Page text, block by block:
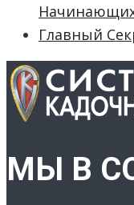
Главный
МЫ В